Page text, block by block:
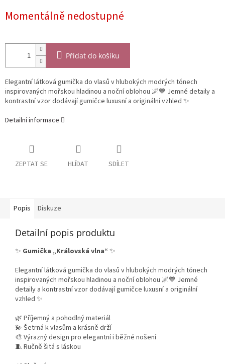
cena:
Momentálně nedostupné
Přidat do košíku
Elegantní látková gumička do vlasů v hlubokých modrých tónech
inspirovaných mořskou hladinou a noční oblohou 🌌💙 Jemné detaily a
kontrastní vzor dodávají gumičce luxusní a originální vzhled ✨
Detailní informace
ZEPTAT SE HLÍDAT SDÍLET
Popis Diskuze
Detailní popis produktu
✨ Gumička „Královská vlna“ ✨
Elegantní látková gumička do vlasů v hlubokých modrých tónech
inspirovaných mořskou hladinou a noční oblohou 🌌💙 Jemné
detaily a kontrastní vzor dodávají gumičce luxusní a originální
vzhled ✨
🌿 Příjemný a pohodlný materiál
💫 Šetrná k vlasům a krásně drží
🎨 Výrazný design pro elegantní i běžné nošení
🧵 Ručně šitá s láskou